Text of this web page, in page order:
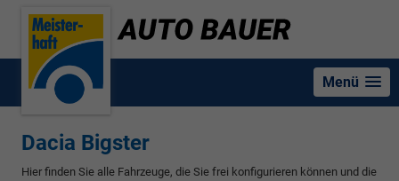
Menü
Dacia Bigster
Hier finden Sie alle Fahrzeuge, die Sie frei konfigurieren können und die